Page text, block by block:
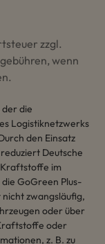
zzgl.
wenn
der die
Logistiknetzwerks
den Einsatz
Deutsche
Kraftstoffe im
GoGreen Plus-
zwangsläufig,
oder über
oder
z. B. zu